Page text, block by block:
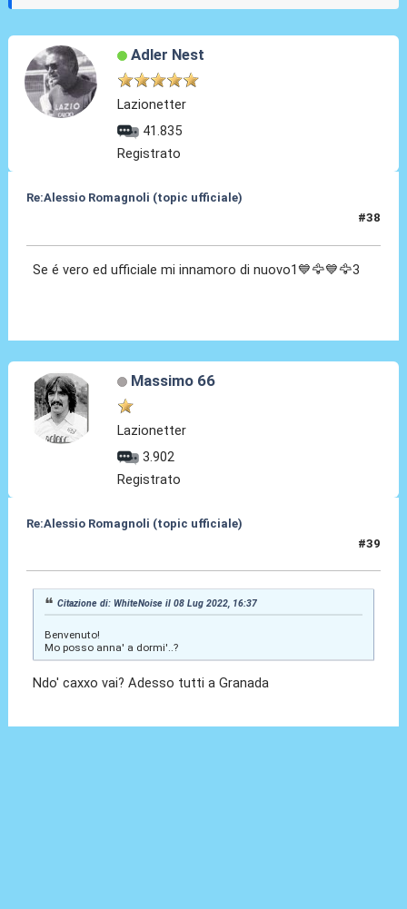
Adler Nest
Lazionetter
41.835
Registrato
Re:Alessio Romagnoli (topic ufficiale)
#38
Se é vero ed ufficiale mi innamoro di nuovo1💙🦅💙🦅3
Massimo 66
Lazionetter
3.902
Registrato
Re:Alessio Romagnoli (topic ufficiale)
#39
Citazione di: WhiteNoise il 08 Lug 2022, 16:37
Benvenuto!
Mo posso anna' a dormi'..?
Ndo' caxxo vai? Adesso tutti a Granada